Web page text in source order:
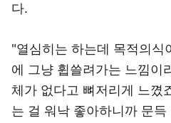
다.
"열심히는 하는데 목적의식
에 그냥 휩쓸려가는 느낌이
체가 없다고 뼈저리게 느꼈
는 걸 워낙 좋아하니까 문